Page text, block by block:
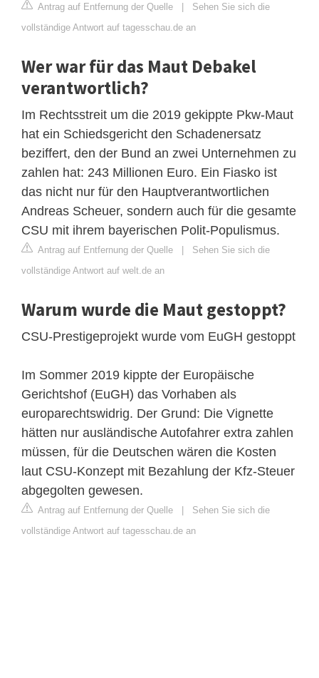
Antrag auf Entfernung der Quelle | Sehen Sie sich die
vollständige Antwort auf tagesschau.de an
Wer war für das Maut Debakel
verantwortlich?
Im Rechtsstreit um die 2019 gekippte Pkw-Maut
hat ein Schiedsgericht den Schadenersatz
beziffert, den der Bund an zwei Unternehmen zu
zahlen hat: 243 Millionen Euro. Ein Fiasko ist
das nicht nur für den Hauptverantwortlichen
Andreas Scheuer, sondern auch für die gesamte
CSU mit ihrem bayerischen Polit-Populismus.
Antrag auf Entfernung der Quelle | Sehen Sie sich die
vollständige Antwort auf welt.de an
Warum wurde die Maut gestoppt?
CSU-Prestigeprojekt wurde vom EuGH gestoppt
Im Sommer 2019 kippte der Europäische
Gerichtshof (EuGH) das Vorhaben als
europarechtswidrig. Der Grund: Die Vignette
hätten nur ausländische Autofahrer extra zahlen
müssen, für die Deutschen wären die Kosten
laut CSU-Konzept mit Bezahlung der Kfz-Steuer
abgegolten gewesen.
Antrag auf Entfernung der Quelle | Sehen Sie sich die
vollständige Antwort auf tagesschau.de an